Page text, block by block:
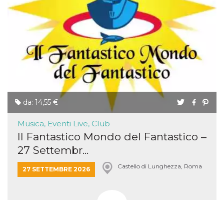
da: 14,55 €
Musica, Eventi Live, Club
Il Fantastico Mondo del Fantastico –
27 Settembr...
27 SETTEMBRE 2026 Castello di Lunghezza, Roma